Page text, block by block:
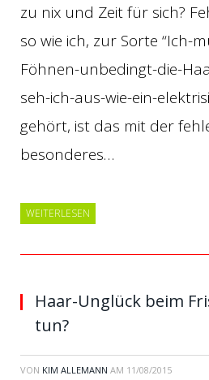
zu nix und Zeit für sich?
so wie ich, zur Sorte “Ich-
Föhnen-unbedingt-die-
seh-ich-aus-wie-ein-
gehört, ist das mit der
besonderes…
WEITERLESEN
Haar-Unglück beim
tun?
VON KIM ALLEMANN AM 11/08/2015